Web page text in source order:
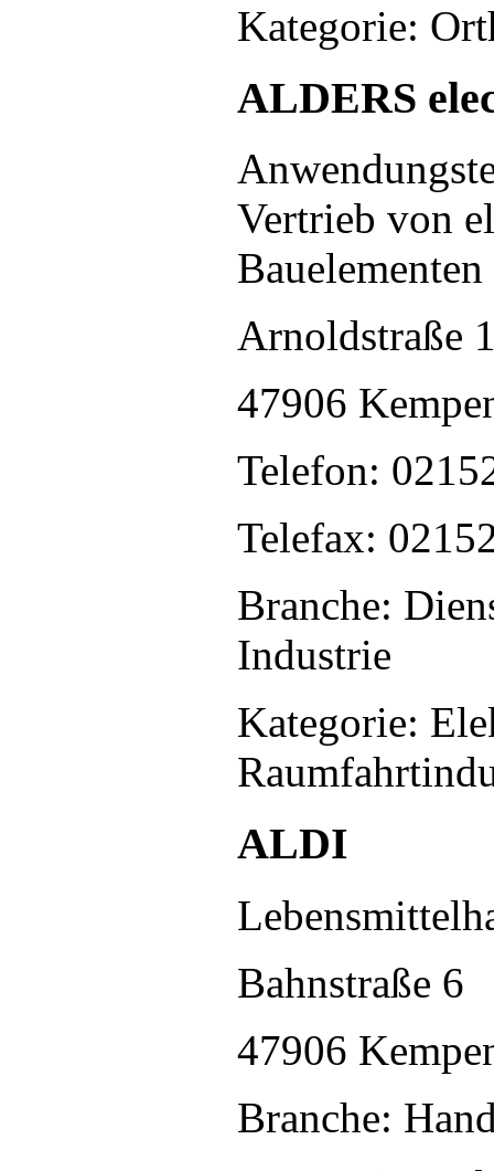
Kategorie:
ALDERS
Vertrieb von
Arnoldstraße
47906
Telefon:
Telefax:
Branche:
Industrie
Kategorie:
ALDI
Bahnstraße 6
47906
Branche: